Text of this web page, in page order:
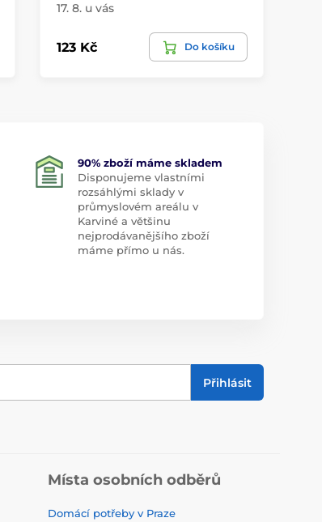
17. 8. u vás
123 Kč Do košíku
90% zboží máme skladem
Disponujeme vlastními
rozsáhlými sklady v
průmyslovém areálu v
Karviné a většinu
nejprodávanějšího zboží
máme přímo u nás.
Přihlásit
Místa osobních odběrů
Domácí potřeby v Praze